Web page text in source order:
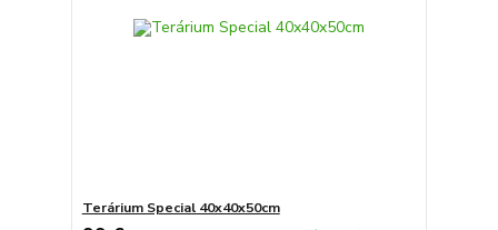
Terárium Special 40x40x50cm